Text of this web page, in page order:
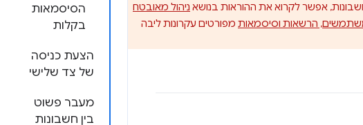
הסיסמאות
בקלות
הצעת כניסה
של צד שלישי
מעבר פשוט
בין חשבונות
אפשר לקרוא את ההוראות בנושא ניהול מאובטח
מפורטים עקרונות ליבה